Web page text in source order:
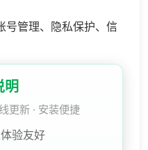
号管理、隐私保护、信
明
更新 · 安装便捷
验友好